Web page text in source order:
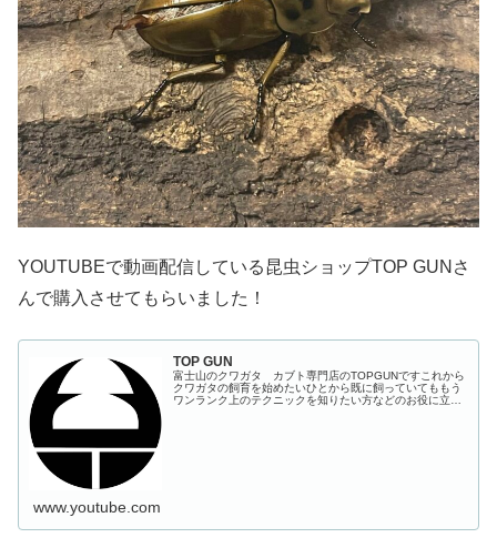
YOUTUBEで動画配信している昆虫ショップTOP GUNさ
んで購入させてもらいました！
TOP GUN
富士山のクワガタ カブト専門店のTOPGUNですこれから
クワガタの飼育を始めたいひとから既に飼っていてももう
ワンランク上のテクニックを知りたい方などのお役に立て
www.youtube.com